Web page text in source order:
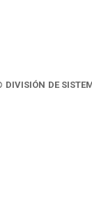
DIVISIÓN DE